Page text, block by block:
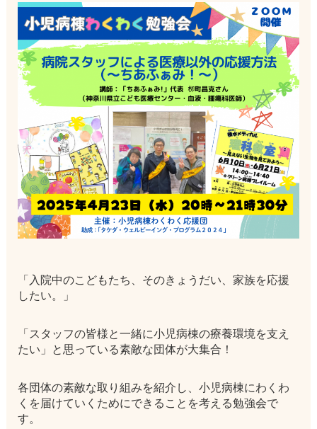
「入院中のこどもたち、そのきょうだい、家族を応援
したい。」
「スタッフの皆様と一緒に小児病棟の療養環境を支え
たい」と思っている素敵な団体が大集合！
各団体の素敵な取り組みを紹介し、小児病棟にわくわ
くを届けていくためにできることを考える勉強会で
す。